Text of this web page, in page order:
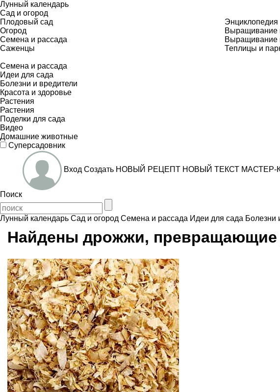
Лунный календарь
Сад и огород
Плодовый сад
Огород
Семена и рассада
Саженцы
Энциклопедия
Выращивание
Выращивание
Теплицы и
Семена и рассада
Идеи для сада
Болезни и вредители
Красота и здоровье
Растения
Растения
Поделки для сада
Видео
Домашние животные
Суперсадовник
Вход Создать НОВЫЙ РЕЦЕПТ НОВЫЙ ТЕКСТ МАСТЕР-
Поиск
Лунный календарь Сад и огород Семена и рассада Идеи для сада Болезни
Найдены дрожжи, превращающие